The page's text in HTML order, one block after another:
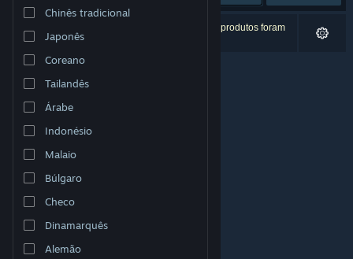
Alterar idioma
Instala a app móvel do Steam
Ver versão para computadores
Chinês tradicional
Japonês
Coreano
Tailandês
Árabe
Indonésio
Malaio
Búlgaro
Checo
Dinamarquês
Alemão
0 resultados correspondentes à tua pesquisa. 2 produtos foram
excluídos com base nas tuas preferências.